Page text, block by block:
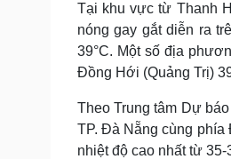
Tại khu vực từ Thanh
nóng gay gắt diễn ra
39°C. Một số địa
Đồng Hới (Quảng Trị)
Theo Trung tâm Dự
TP. Đà Nẵng cùng phía
nhiệt độ cao nhất từ